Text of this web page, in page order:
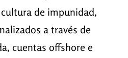
de impunidad,
a través de
cuentas offshore e